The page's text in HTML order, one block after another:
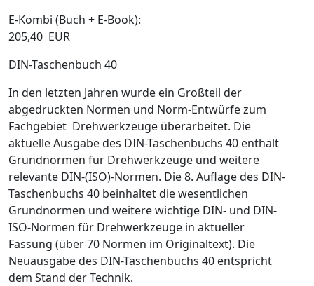
E-Kombi (Buch + E-Book):
205,40 EUR
DIN-Taschenbuch 40
In den letzten Jahren wurde ein Großteil der
abgedruckten Normen und Norm-Entwürfe zum
Fachgebiet Drehwerkzeuge überarbeitet. Die
aktuelle Ausgabe des DIN-Taschenbuchs 40 enthält
Grundnormen für Drehwerkzeuge und weitere
relevante DIN-(ISO)-Normen. Die 8. Auflage des DIN-
Taschenbuchs 40 beinhaltet die wesentlichen
Grundnormen und weitere wichtige DIN- und DIN-
ISO-Normen für Drehwerkzeuge in aktueller
Fassung (über 70 Normen im Originaltext). Die
Neuausgabe des DIN-Taschenbuchs 40 entspricht
dem Stand der Technik.